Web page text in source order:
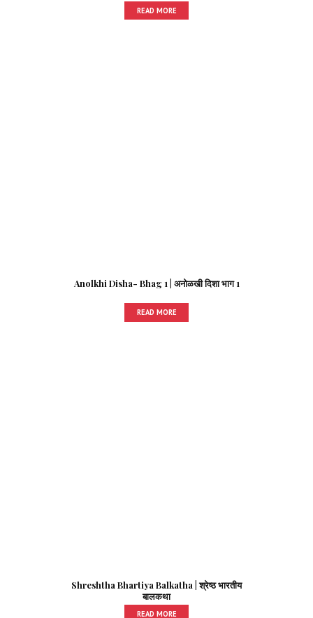
READ MORE
Anolkhi Disha- Bhag 1 | अनोळखी दिशा भाग 1
READ MORE
Shreshtha Bhartiya Balkatha | श्रेष्ठ भारतीय
बालकथा
READ MORE